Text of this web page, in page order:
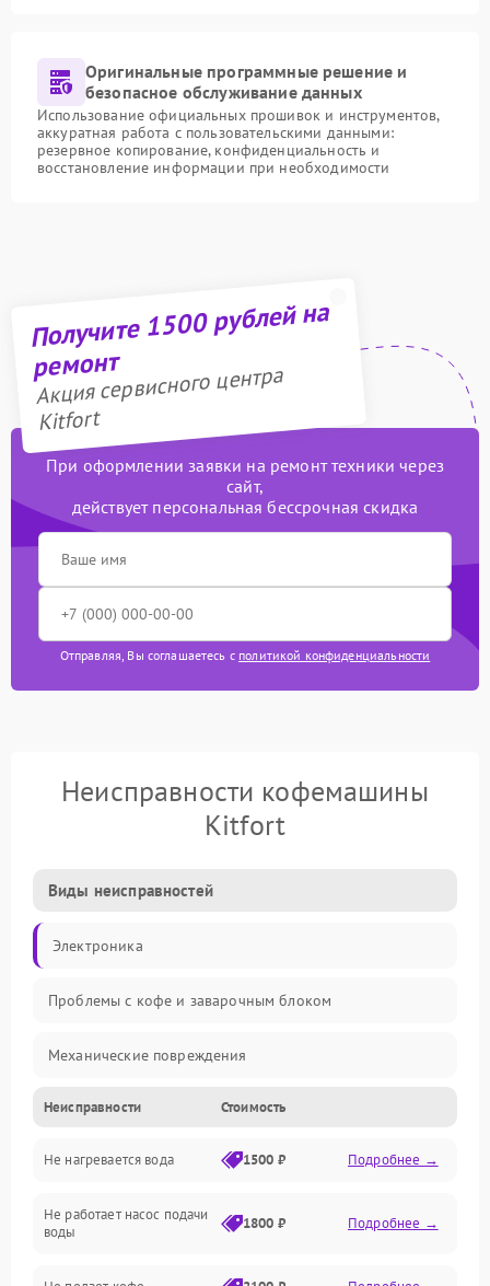
Оригинальные программные решение и
безопасное обслуживание данных
Использование официальных прошивок и инструментов,
аккуратная работа с пользовательскими данными:
резервное копирование, конфиденциальность и
восстановление информации при необходимости
Получите 1500 рублей на
ремонт
Акция сервисного центра
Kitfort
При оформлении заявки на ремонт техники через
сайт,
действует персональная бессрочная скидка
Отправляя, Вы соглашаетесь с политикой конфиденциальности
Неисправности кофемашины
Kitfort
Виды неисправностей
Электроника
Проблемы с кофе и заварочным блоком
Механические повреждения
Прочие неисправности
Включение и работа
Проблемы с водой
Проблемы с капучинатором и паром
Неисправности Стоимость
Не нагревается вода 1500 ₽ Подробнее →
Не работает насос подачи
воды
1800 ₽ Подробнее →